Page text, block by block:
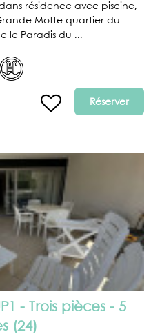
résidence avec piscine,
Motte quartier du
le Paradis du ...
Réserver
- Trois pièces - 5
(24)